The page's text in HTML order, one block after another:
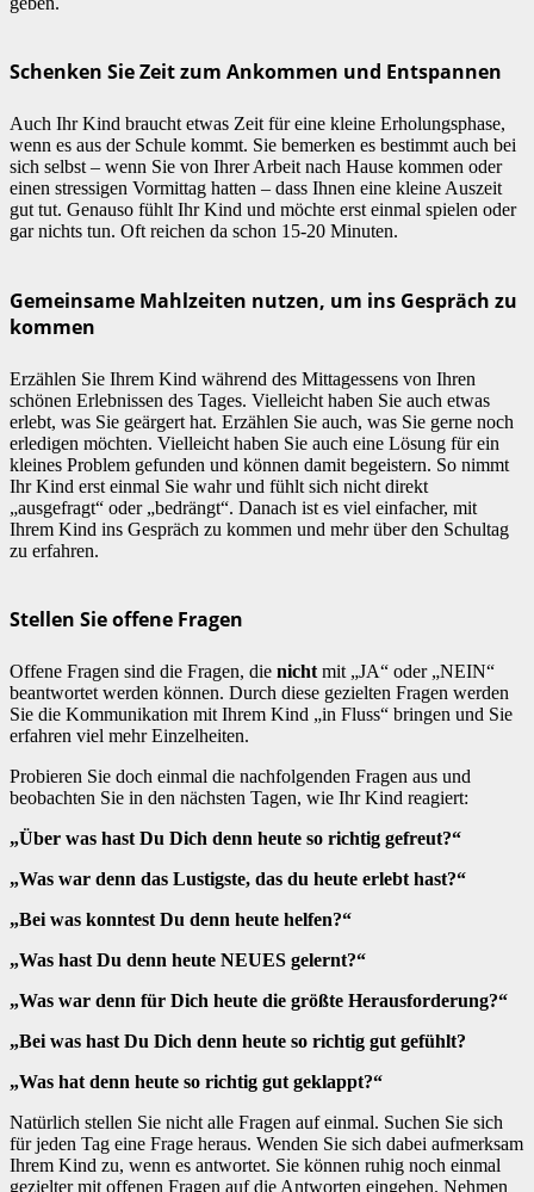
Schenken Sie Zeit zum Ankommen und Entspannen
Auch Ihr Kind braucht etwas Zeit für eine kleine Erholungsphase,
wenn es aus der Schule kommt. Sie bemerken es bestimmt auch bei
sich selbst – wenn Sie von Ihrer Arbeit nach Hause kommen oder
einen stressigen Vormittag hatten – dass Ihnen eine kleine Auszeit
gut tut. Genauso fühlt Ihr Kind und möchte erst einmal spielen oder
gar nichts tun. Oft reichen da schon 15-20 Minuten.
Gemeinsame Mahlzeiten nutzen, um ins Gespräch zu
kommen
Erzählen Sie Ihrem Kind während des Mittagessens von Ihren
schönen Erlebnissen des Tages. Vielleicht haben Sie auch etwas
erlebt, was Sie geärgert hat. Erzählen Sie auch, was Sie gerne noch
erledigen möchten. Vielleicht haben Sie auch eine Lösung für ein
kleines Problem gefunden und können damit begeistern. So nimmt
Ihr Kind erst einmal Sie wahr und fühlt sich nicht direkt
„ausgefragt“ oder „bedrängt“. Danach ist es viel einfacher, mit
Ihrem Kind ins Gespräch zu kommen und mehr über den Schultag
zu erfahren.
Stellen Sie offene Fragen
Offene Fragen sind die Fragen, die nicht mit „JA“ oder „NEIN“
beantwortet werden können. Durch diese gezielten Fragen werden
Sie die Kommunikation mit Ihrem Kind „in Fluss“ bringen und Sie
erfahren viel mehr Einzelheiten.
Probieren Sie doch einmal die nachfolgenden Fragen aus und
beobachten Sie in den nächsten Tagen, wie Ihr Kind reagiert:
„Über was hast Du Dich denn heute so richtig gefreut?“
„Was war denn das Lustigste, das du heute erlebt hast?“
„Bei was konntest Du denn heute helfen?“
„Was hast Du denn heute NEUES gelernt?“
„Was war denn für Dich heute die größte Herausforderung?“
„Bei was hast Du Dich denn heute so richtig gut gefühlt?
„Was hat denn heute so richtig gut geklappt?“
Natürlich stellen Sie nicht alle Fragen auf einmal. Suchen Sie sich
für jeden Tag eine Frage heraus. Wenden Sie sich dabei aufmerksam
Ihrem Kind zu, wenn es antwortet. Sie können ruhig noch einmal
gezielter mit offenen Fragen auf die Antworten eingehen. Nehmen